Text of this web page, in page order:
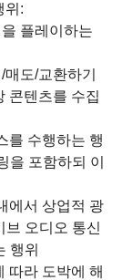
위:
플레이하는
도/교환하기
콘텐츠를 수집
를 수행하는 행
을 포함하되 이
에서 상업적 광
브 오디오 통신
행위
따라 도박에 해